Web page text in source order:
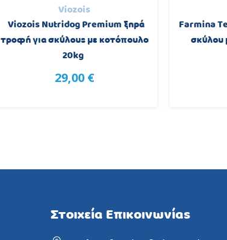
Viozois
Viozois Nutridog Premium ξηρά
τροφή για σκύλους με κοτόπουλο
20kg
29,00 €
Farmina
σκύλου
Στοιχεία Επικοινωνίας